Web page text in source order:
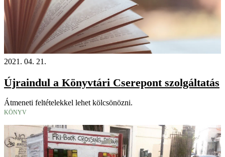
2021. 04. 21.
Újraindul a Könyvtári Cserepont szolgáltatás
Átmeneti feltételekkel lehet kölcsönözni.
KÖNYV